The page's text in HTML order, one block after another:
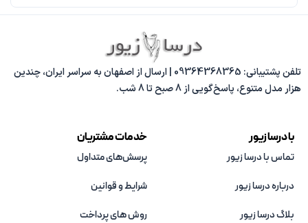
تلفن پشتیبانی: 09364368365 | ارسال از اصفهان به سراسر ایران، چندین
هزار مدل متنوع، پاسخ‌گویی از 8 صبح تا 8 شب.
با درسا زیور
تماس با درسا زیور
درباره درسا زیور
بلاگ درسا زیور
خدمات مشتریان
پرسش‌های متداول
شرایط و قوانین
روش های پرداخت